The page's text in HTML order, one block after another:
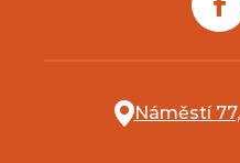
Náměstí